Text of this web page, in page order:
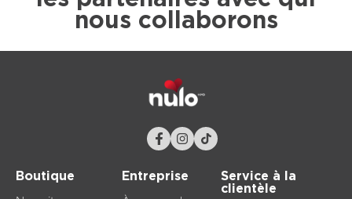
nous collaborons
Boutique Entreprise
Service à la
clientèle